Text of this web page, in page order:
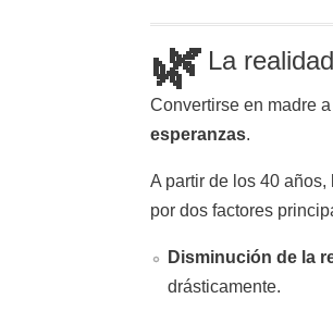
🌿 La
Convertirse en madre
esperanzas.
A partir de los 40
por dos factores
Disminución de la
drásticamente.